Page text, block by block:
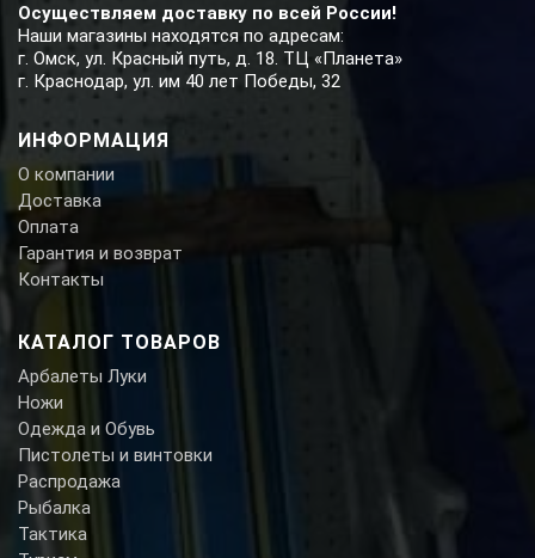
Осуществляем доставку по всей России!
Наши магазины находятся по адресам:
г. Омск, ул. Красный путь, д. 18. ТЦ «Планета»
г. Краснодар, ул. им 40 лет Победы, 32
ИНФОРМАЦИЯ
О компании
Доставка
Оплата
Гарантия и возврат
Контакты
КАТАЛОГ ТОВАРОВ
Арбалеты Луки
Ножи
Одежда и Обувь
Пистолеты и винтовки
Распродажа
Рыбалка
Тактика